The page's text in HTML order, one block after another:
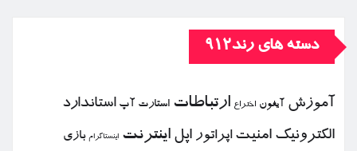
دسته های رند912
آموزش آیفون اختراع ارتباطات استارت آپ استاندارد
الكترونیك امنیت اپراتور اپل اینترنت اینستاگرام بازی